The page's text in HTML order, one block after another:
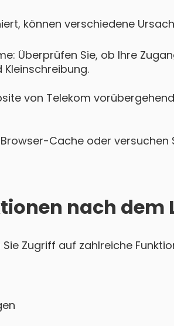
können verschiedene
Überprüfen Sie, ob Ihre
von Telekom
Cache oder versuchen
nach dem
Zugriff auf zahlreiche